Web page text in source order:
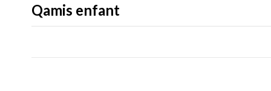
Qamis enfant